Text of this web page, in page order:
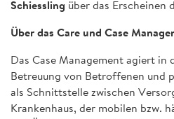
Schiessling über das Erscheinen
Über das Care und Case
Das Case Management agiert in
Betreuung von Betroffenen und
als Schnittstelle zwischen
Krankenhaus, der mobilen bzw.